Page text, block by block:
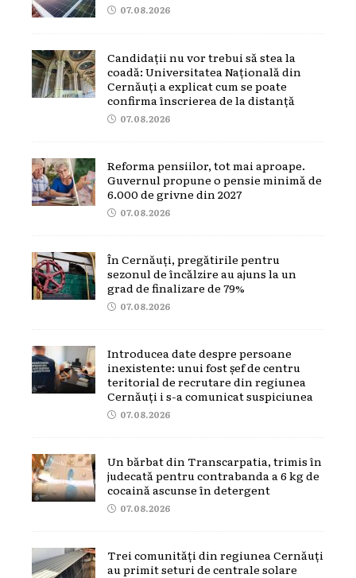
07.08.2026
Candidații nu vor trebui să stea la
coadă: Universitatea Națională din
Cernăuți a explicat cum se poate
confirma înscrierea de la distanță
07.08.2026
Reforma pensiilor, tot mai aproape.
Guvernul propune o pensie minimă de
6.000 de grivne din 2027
07.08.2026
În Cernăuți, pregătirile pentru
sezonul de încălzire au ajuns la un
grad de finalizare de 79%
07.08.2026
Introducea date despre persoane
inexistente: unui fost șef de centru
teritorial de recrutare din regiunea
Cernăuți i s-a comunicat suspiciunea
07.08.2026
Un bărbat din Transcarpatia, trimis în
judecată pentru contrabanda a 6 kg de
cocaină ascunse în detergent
07.08.2026
Trei comunități din regiunea Cernăuți
au primit seturi de centrale solare